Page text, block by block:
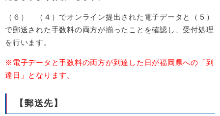
（６） （４）でオンライン提出された電子データと（５）
で郵送された手数料の両方が揃ったことを確認し、受付処理
を行います。
※電子データと手数料の両方が到達した日が福岡県への「到
達日」となります。
【郵送先】